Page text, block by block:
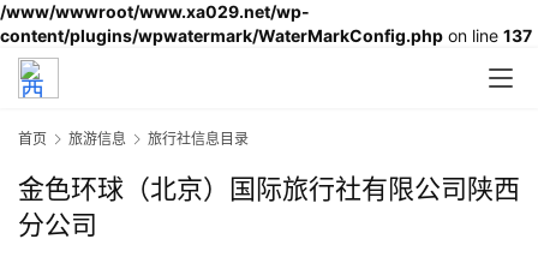
/www/wwwroot/www.xa029.net/wp-
content/plugins/wpwatermark/WaterMarkConfig.php on line 137
首页 旅游信息 旅行社信息目录
金色环球（北京）国际旅行社有限公司陕西
分公司